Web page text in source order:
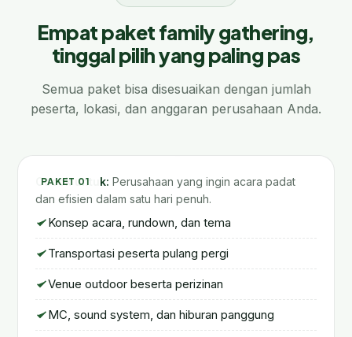
Empat paket family gathering,
tinggal pilih yang paling pas
Semua paket bisa disesuaikan dengan jumlah
peserta, lokasi, dan anggaran perusahaan Anda.
PAKET 01
Cocok untuk: Perusahaan yang ingin acara padat
dan efisien dalam satu hari penuh.
Konsep acara, rundown, dan tema
Transportasi peserta pulang pergi
Venue outdoor beserta perizinan
MC, sound system, dan hiburan panggung